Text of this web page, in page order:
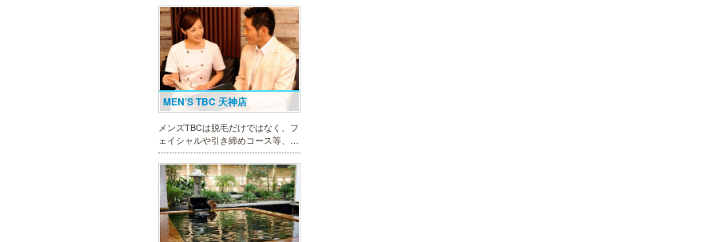
まったメンズリゼクリニックが、現
在では提携院含め全国10院を展開す
るクリニックになりました。
MEN’S TBC 天神店
メンズTBCは脱毛だけではなく、フ
ェイシャルや引き締めコース等、豊
富なメニューを取り揃え、男性の健
康的な美を全力でサポート。初めて
の方にも安心の、お得な体験コース
も多数ご用意しております。